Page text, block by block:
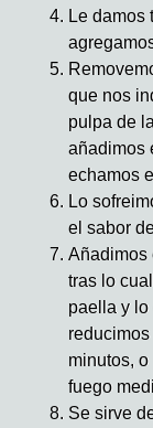
Le damos
que nos
pulpa de
añadimos
echamos
Lo
el sabor
Añadimos
tras lo
paella y lo
minutos,
fuego
Se sirve